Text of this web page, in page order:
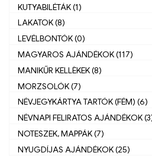
KUTYABILÉTÁK (1)
LAKATOK (8)
LEVÉLBONTÓK (0)
MAGYAROS AJÁNDÉKOK (117)
MANIKŰR KELLÈKEK (8)
MORZSOLÓK (7)
NÉVJEGYKÁRTYA TARTÓK (FÉM) (6)
NÉVNAPI FELIRATOS AJÁNDÉKOK
NOTESZEK, MAPPÁK (7)
NYUGDÍJAS AJÁNDÉKOK (25)